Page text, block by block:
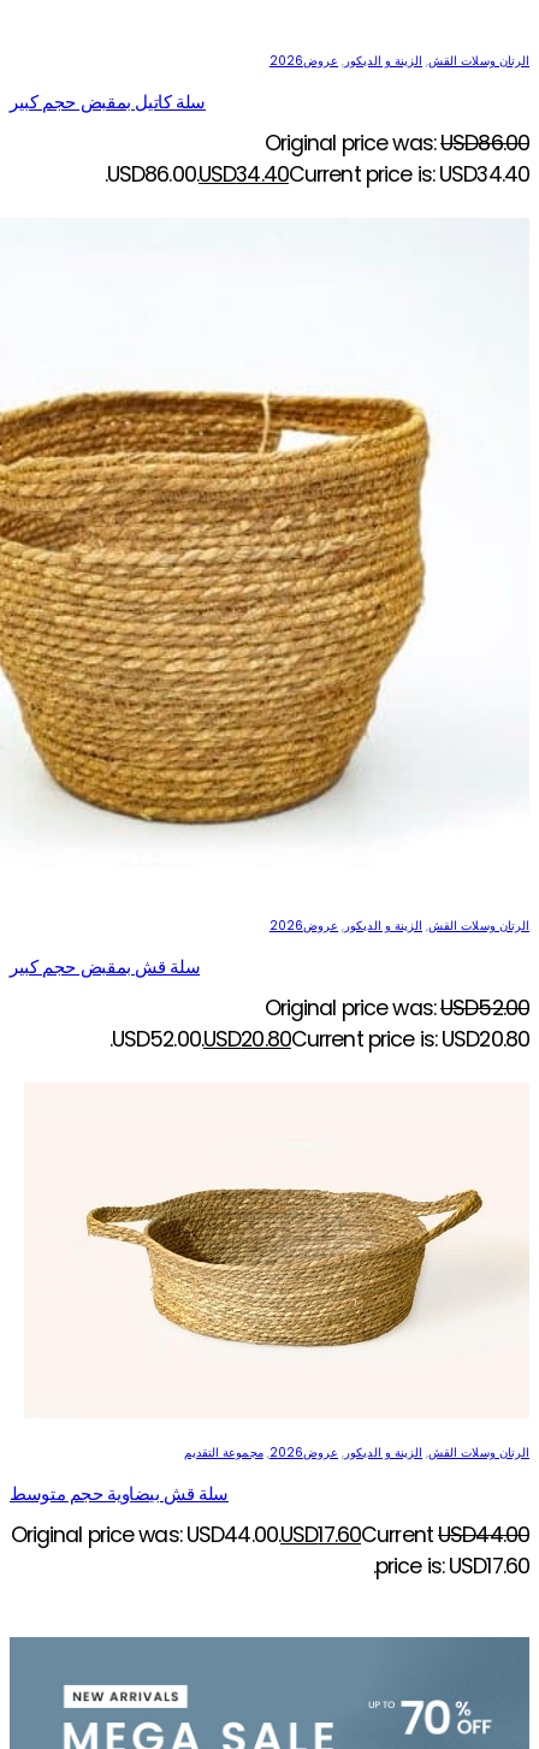
الرتان وسلات القش, الزينة و الديكور, عروض2026
سلة كاتيل بمقبض حجم كبير
USD86.00
Original price was:
USD86.00.USD34.40Current price is: USD34.40.
الرتان وسلات القش, الزينة و الديكور, عروض2026
سلة قش بمقبض حجم كبير
USD52.00
Original price was:
USD52.00.USD20.80Current price is: USD20.80.
الرتان وسلات القش, الزينة و الديكور, عروض2026 ,مجموعة التقديم
سلة قش بيضاوية حجم متوسط
USD44.00
Original price was: USD44.00.USD17.60Current
price is: USD17.60.